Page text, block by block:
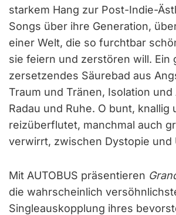
starkem Hang zur Post-Indie-
Songs über ihre Generation,
einer Welt, die so furchtbar
sie feiern und zerstören will. Ein
zersetzendes Säurebad aus
Traum und Tränen, Isolation
Radau und Ruhe. O bunt, knallig
reizüberflutet, manchmal auch
verwirrt, zwischen Dystopie und
Mit AUTOBUS präsentieren
die wahrscheinlich
Singleauskopplung ihres